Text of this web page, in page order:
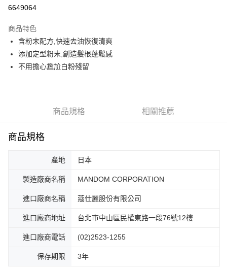
Apple Pay
街口支付
AFTEE先享後付
【關於「AFTEE先享後付」】
AFTEE先享後付是「在收到商品之後才付款」的支付方式。 讓您購物簡單
便利好安心！
１．簡單：不需註冊會員、不需綁卡、不需儲值。
３．安心：先確認商品／服務後，再付款。
【「AFTEE先享後付」結帳流程】
結帳頁面，進行簡訊認證並確認金額後，即可完成結帳。
３．收到繳費通知簡訊後14天內，點擊此簡訊中的連結，可透過四大超商／
每筆NT$60，滿NT$799(含以上)免運費
7-11取貨付款
每筆NT$60，滿NT$799(含以上)免運費
7-11取貨(快速到店)
6649064
商品特色
含粉末配方,快速去油恢復清爽
添加定型粉末,創造髮根蓬鬆感
不用擔心尷尬白粉殘留
商品規格 相關推薦
商品規格
產地 日本
製造廠商名稱 MANDOM CORPORATION
進口廠商名稱 蔻仕麗股份有限公司
進口廠商地址 台北市中山區民權東路一段76號12樓
進口廠商電話 (02)2523-1255
保存期限 3年